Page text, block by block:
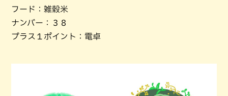
フード：雑穀米
ナンバー：３８
プラス１ポイント：電卓